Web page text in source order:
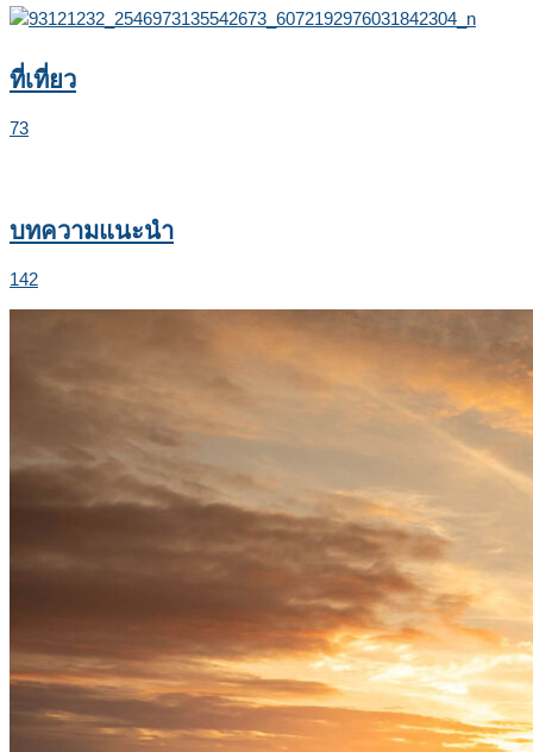
ที่เที่ยว
73
บทความแนะนำ
142